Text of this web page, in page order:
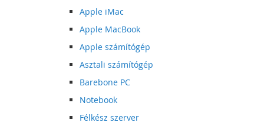
Apple iMac
Apple MacBook
Apple számítógép
Asztali számítógép
Barebone PC
Notebook
Félkész szerver